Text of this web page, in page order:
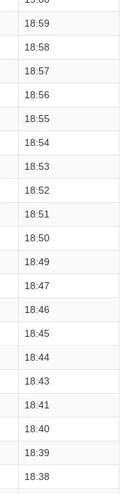
18:59
18:58
18:57
18:56
18:55
18:54
18:53
18:52
18:51
18:50
18:49
18:47
18:46
18:45
18:44
18:43
18:41
18:40
18:39
18:38